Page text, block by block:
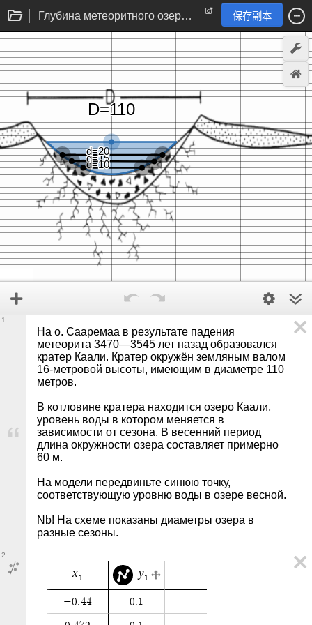
Глубина метеоритного озера Каали (Эстония) 保存副本
На о. Сааремаа в результате падения
метеорита 3470—3545 лет назад образовался
кратер Каали. Кратер окружён земляным валом
16-метровой высоты, имеющим в диаметре 110
метров.
В котловине кратера находится озеро Каали,
уровень воды в котором меняется в
зависимости от сезона. В весенний период
длина окружности озера составляет примерно
60 м.
На модели передвиньте синюю точку,
соответствующую уровню воды в озере весной.
Nb! На схеме показаны диаметры озера в
разные сезоны.
1
x1 y1
−0 44 0 1
2